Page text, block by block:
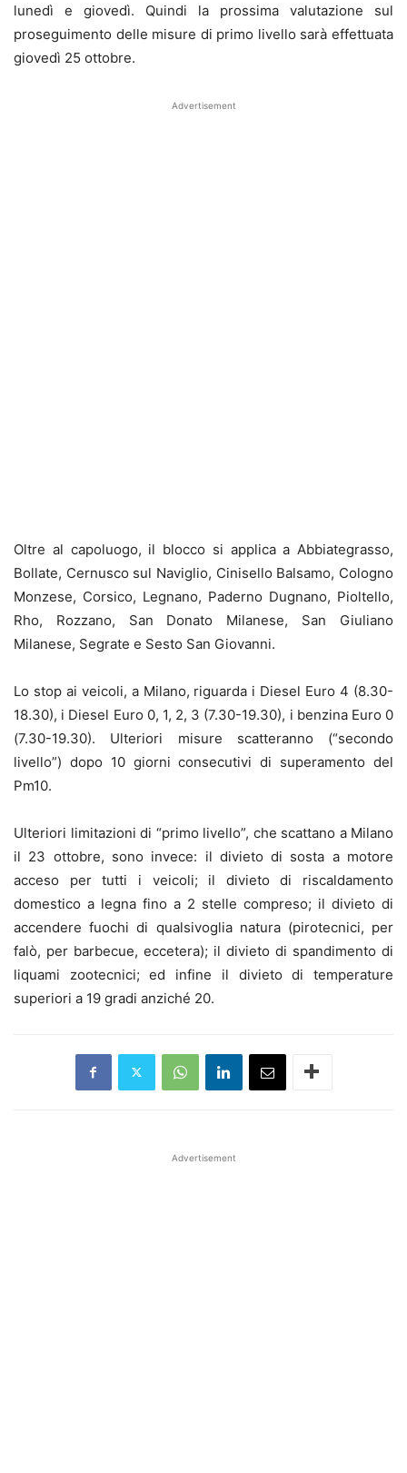
lunedì e giovedì. Quindi la prossima valutazione sul
proseguimento delle misure di primo livello sarà effettuata
giovedì 25 ottobre.
Advertisement
Oltre al capoluogo, il blocco si applica a Abbiategrasso,
Bollate, Cernusco sul Naviglio, Cinisello Balsamo, Cologno
Monzese, Corsico, Legnano, Paderno Dugnano, Pioltello,
Rho, Rozzano, San Donato Milanese, San Giuliano
Milanese, Segrate e Sesto San Giovanni.
Lo stop ai veicoli, a Milano, riguarda i Diesel Euro 4 (8.30-
18.30), i Diesel Euro 0, 1, 2, 3 (7.30-19.30), i benzina Euro 0
(7.30-19.30). Ulteriori misure scatteranno (“secondo
livello”) dopo 10 giorni consecutivi di superamento del
Pm10.
Ulteriori limitazioni di “primo livello”, che scattano a Milano
il 23 ottobre, sono invece: il divieto di sosta a motore
acceso per tutti i veicoli; il divieto di riscaldamento
domestico a legna fino a 2 stelle compreso; il divieto di
accendere fuochi di qualsivoglia natura (pirotecnici, per
falò, per barbecue, eccetera); il divieto di spandimento di
liquami zootecnici; ed infine il divieto di temperature
superiori a 19 gradi anziché 20.
Advertisement